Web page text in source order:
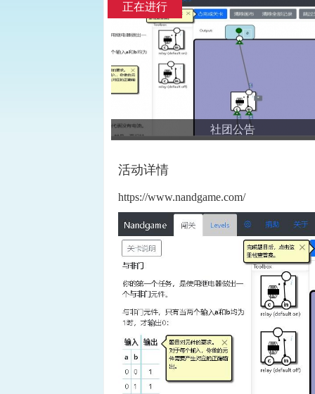
社团公告
正在进行
活动详情
https://www.nandgame.com/